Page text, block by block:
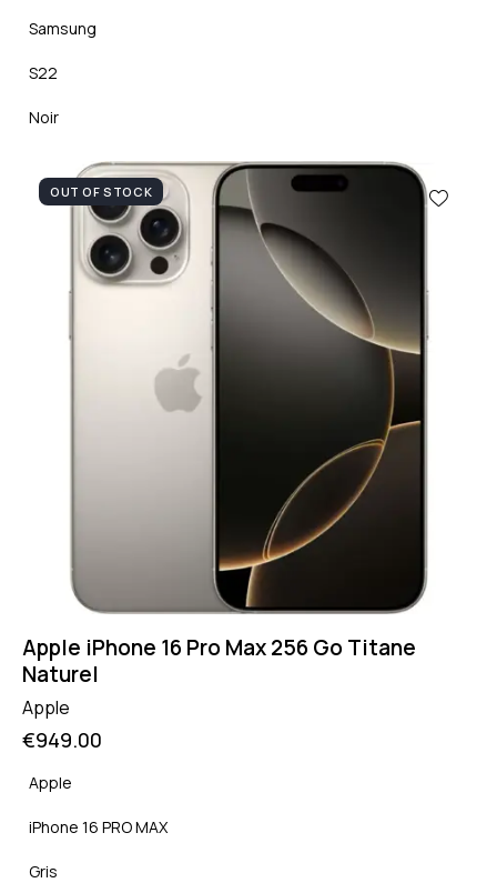
Samsung
S22
Noir
OUT OF STOCK
Apple iPhone 16 Pro Max 256 Go Titane
Naturel
Apple
€949.00
Apple
iPhone 16 PRO MAX
Gris